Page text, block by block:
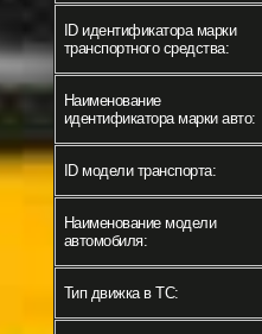
ID идентификатора марки
транспортного средства:
Наименование
идентификатора марки авто:
ID модели транспорта:
Наименование модели
автомобиля:
Тип движка в ТС: